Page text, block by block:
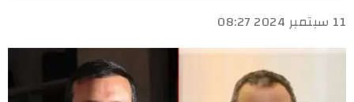
11 سبتمبر 2024 08:27